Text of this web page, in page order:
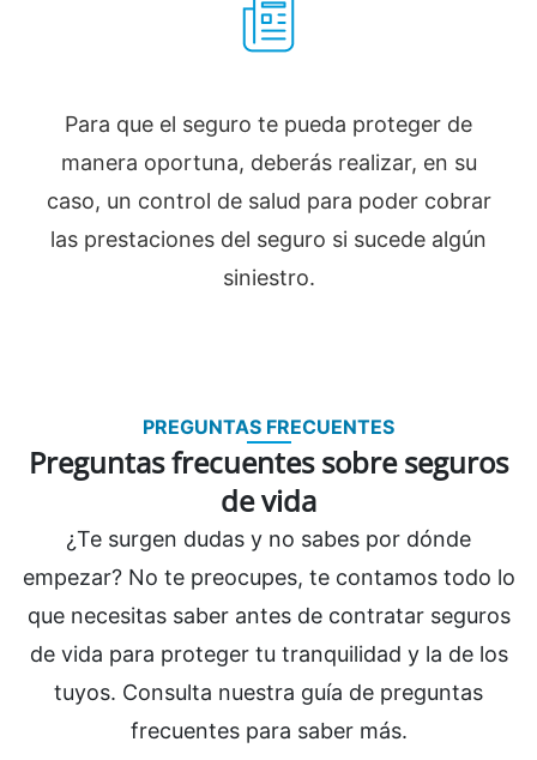
Para que el seguro te pueda proteger de
manera oportuna, deberás realizar, en su
caso, un control de salud para poder cobrar
las prestaciones del seguro si sucede algún
siniestro.
PREGUNTAS FRECUENTES
Preguntas frecuentes sobre seguros
de vida
¿Te surgen dudas y no sabes por dónde
empezar? No te preocupes, te contamos todo lo
que necesitas saber antes de contratar seguros
de vida para proteger tu tranquilidad y la de los
tuyos. Consulta nuestra guía de preguntas
frecuentes para saber más.